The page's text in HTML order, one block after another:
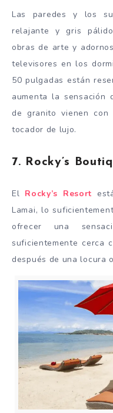
Las paredes y los
relajante y gris
obras de arte y
televisores en los
50 pulgadas están
aumenta la sensación
de granito vienen
tocador de lujo.
7. Rocky’s
El Rocky’s Resort
Lamai, lo
ofrecer una
suficientemente cerca
después de una locura